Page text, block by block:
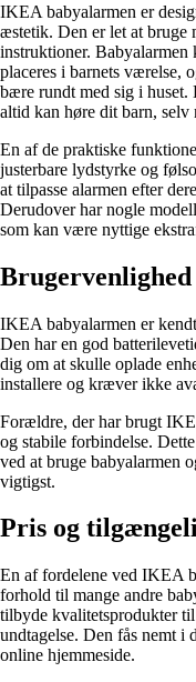
IKEA babyalarmen er
æstetik. Den er let at bruge
instruktioner. Babyalarmen
placeres i barnets værelse,
bære rundt med sig i huset.
altid kan høre dit barn, selv
En af de praktiske
justerbare lydstyrke og
at tilpasse alarmen efter
Derudover har nogle
som kan være nyttige
IKEA babyalarmen er
Den har en god
dig om at skulle oplade
installere og kræver ikke
Forældre, der har brugt
og stabile forbindelse.
ved at bruge babyalarmen
vigtigst.
Pris og
En af fordelene ved IKEA
forhold til mange andre
tilbyde kvalitetsprodukter
undtagelse. Den fås nemt i
online hjemmeside.